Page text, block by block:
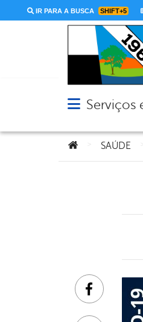
IR PARA A BUSCA SHIFT+5
Abrir menu
Serviços
Você está aqui:
SAÚDE
Facebook